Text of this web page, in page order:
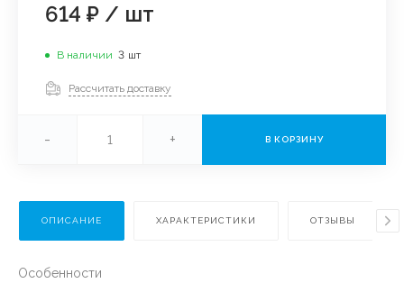
614 ₽ / шт
В наличии 3 шт
Рассчитать доставку
- + В КОРЗИНУ
ОПИСАНИЕ ХАРАКТЕРИСТИКИ ОТЗЫВЫ
Особенности